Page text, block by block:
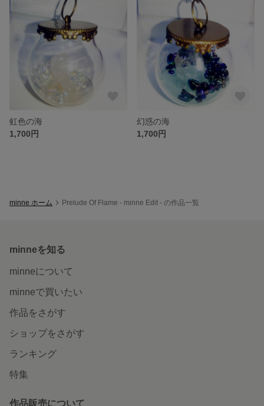
虹色の海
1,700円
幻惑の海
1,700円
minne ホーム Prelude Of Flame - minne Edit - の作品一覧
minneを知る
minneについて
minneで買いたい
作品をさがす
ショップをさがす
ランキング
特集
作品販売について